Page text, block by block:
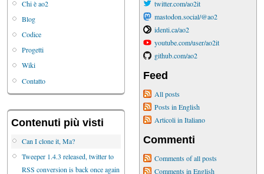
Chi è ao2
Blog
Codice
Progetti
Wiki
Contatto
Contenuti più visti
Can I clone it, Ma?
Tweeper 1.4.3 released, twitter to
RSS conversion is back once again
twitter.com/ao2it
mastodon.social/@ao2
identi.ca/ao2
youtube.com/user/ao2it
github.com/ao2
Feed
All posts
Posts in English
Articoli in Italiano
Commenti
Comments of all posts
Comments in English